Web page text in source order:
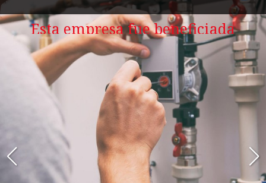
Esta empresa fue beneficiada
de una ayuda Re-acciona